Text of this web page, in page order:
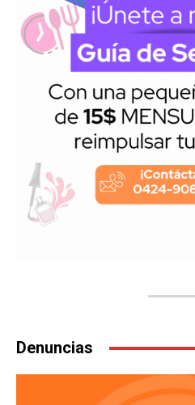
Denuncias